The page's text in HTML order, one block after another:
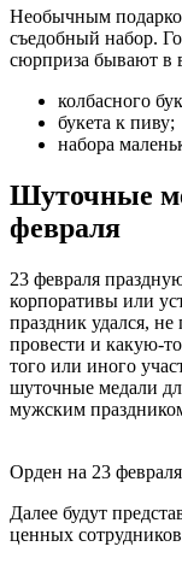
Необычным
съедобный набор.
сюрприза бывают в
колбасного
букета к пиву;
набора
Шуточные
февраля
23 февраля
корпоративы или
праздник удался,
провести и какую-
того или иного
шуточные медали
мужским
Орден на 23 февраля
Далее будут
ценных